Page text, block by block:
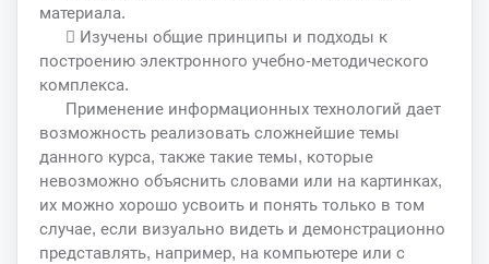
материала.
 Изучены общие принципы и подходы к
построению электронного учебно-методического
комплекса.
Применение информационных технологий дает
возможность реализовать сложнейшие темы
данного курса, также такие темы, которые
невозможно объяснить словами или на картинках,
их можно хорошо усвоить и понять только в том
случае, если визуально видеть и демонстрационно
представлять, например, на компьютере или с